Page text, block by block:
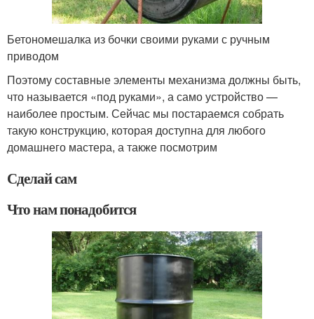
Бетономешалка из бочки своими руками с ручным
приводом
Поэтому составные элементы механизма должны быть,
что называется «под руками», а само устройство —
наиболее простым. Сейчас мы постараемся собрать
такую конструкцию, которая доступна для любого
домашнего мастера, а также посмотрим
Сделай сам
Что нам понадобится